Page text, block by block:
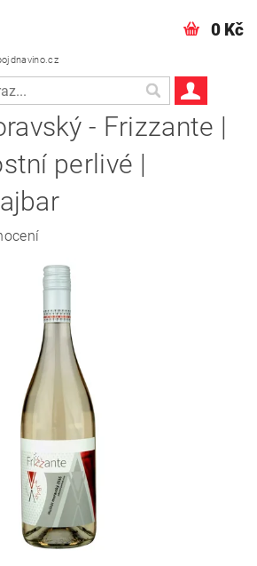
0 Kč
- Frizzante |
perlivé |